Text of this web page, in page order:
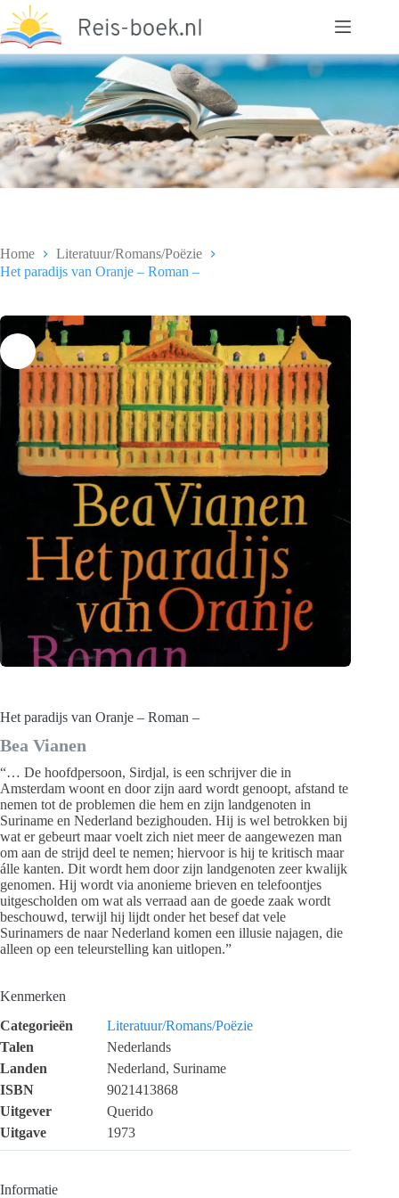
naar
de
inhoud
Home
Literatuur/Romans/Poëzie
Het paradijs van Oranje – Roman –
Het paradijs van Oranje – Roman –
Bea Vianen
“… De hoofdpersoon, Sirdjal, is een schrijver die in
Amsterdam woont en door zijn aard wordt genoopt, afstand te
nemen tot de problemen die hem en zijn landgenoten in
Suriname en Nederland bezighouden. Hij is wel betrokken bij
wat er gebeurt maar voelt zich niet meer de aangewezen man
om aan de strijd deel te nemen; hiervoor is hij te kritisch maar
álle kanten. Dit wordt hem door zijn landgenoten zeer kwalijk
genomen. Hij wordt via anonieme brieven en telefoontjes
uitgescholden om wat als verraad aan de goede zaak wordt
beschouwd, terwijl hij lijdt onder het besef dat vele
Surinamers de naar Nederland komen een illusie najagen, die
alleen op een teleurstelling kan uitlopen.”
Kenmerken
Categorieën
Literatuur/Romans/Poëzie
Talen
Nederlands
Landen
Nederland, Suriname
ISBN
9021413868
Uitgever
Querido
Uitgave
1973
Informatie